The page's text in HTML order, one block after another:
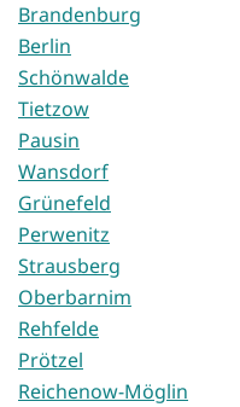
Brandenburg
Berlin
Schönwalde
Tietzow
Pausin
Wansdorf
Grünefeld
Perwenitz
Strausberg
Oberbarnim
Rehfelde
Prötzel
Reichenow-Möglin